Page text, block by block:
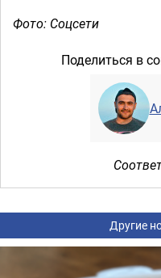
Фото: Соцсети
Поделиться в
Другие